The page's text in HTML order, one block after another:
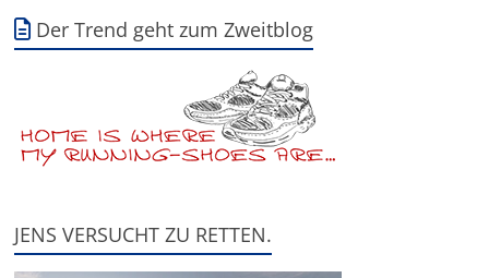
Der Trend geht zum Zweitblog
JENS VERSUCHT ZU RETTEN.